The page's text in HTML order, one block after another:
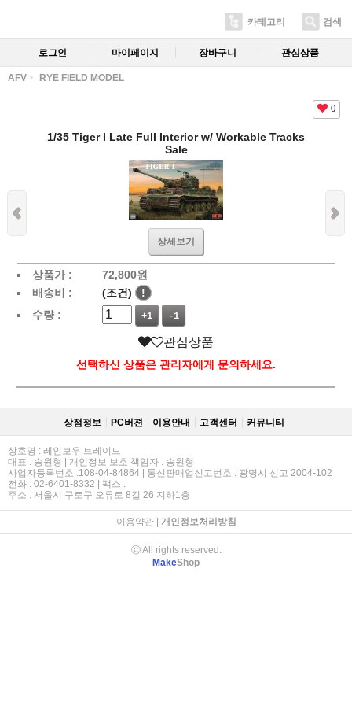
카테고리 검색
로그인 마이페이지 장바구니 관심상품
AFV RYE FIELD MODEL
0
1/35 Tiger I Late Full Interior w/ Workable Tracks
Sale
상세보기
상품가 : 72,800원
배송비 :
(조건)
!
수량 :
+1 -1
관심상품
선택하신 상품은 관리자에게 문의하세요.
상점정보 PC버젼 이용안내 고객센터 커뮤니티
상호명 : 레인보우 트레이드
대표 : 송원형 | 개인정보 보호 책임자 : 송원형
사업자등록번호 :108-04-84864 | 통신판매업신고번호 : 광명시 신고 2004-102
전화 : 02-6401-8332 | 팩스 :
주소 : 서울시 구로구 오류로 8길 26 지하1층
이용약관| 개인정보처리방침
ⓒ All rights reserved.
MakeShop